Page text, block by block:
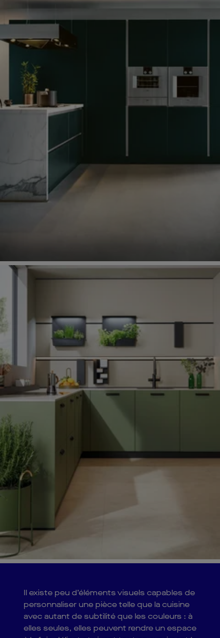
Il existe peu d’éléments visuels capables de
personnaliser une pièce telle que la cuisine
avec autant de subtilité que les couleurs : à
elles seules, elles peuvent rendre un espace